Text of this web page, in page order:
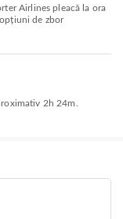
de zbor
2h 24m.